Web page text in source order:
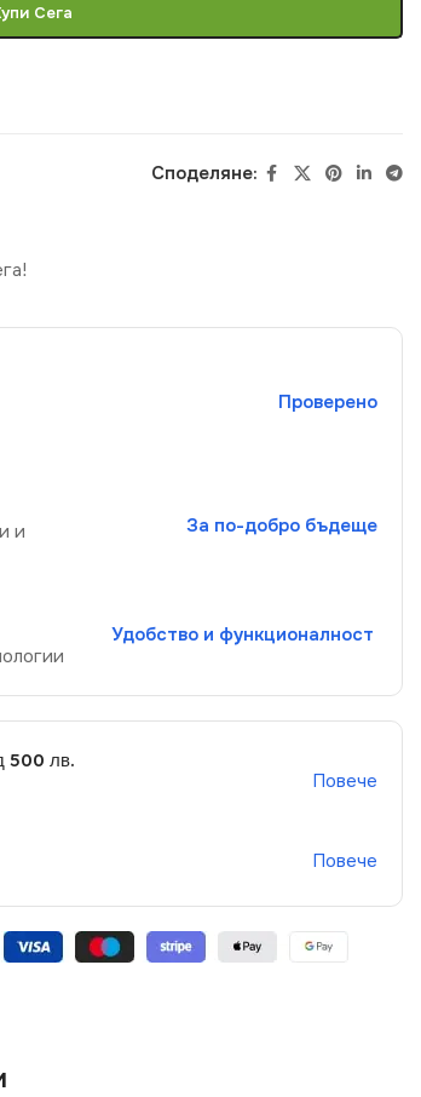
Сега
Споделяне:
Проверено
и
За по-добро бъдеще
Удобство и функционалност
500 лв.
Повече
Повече